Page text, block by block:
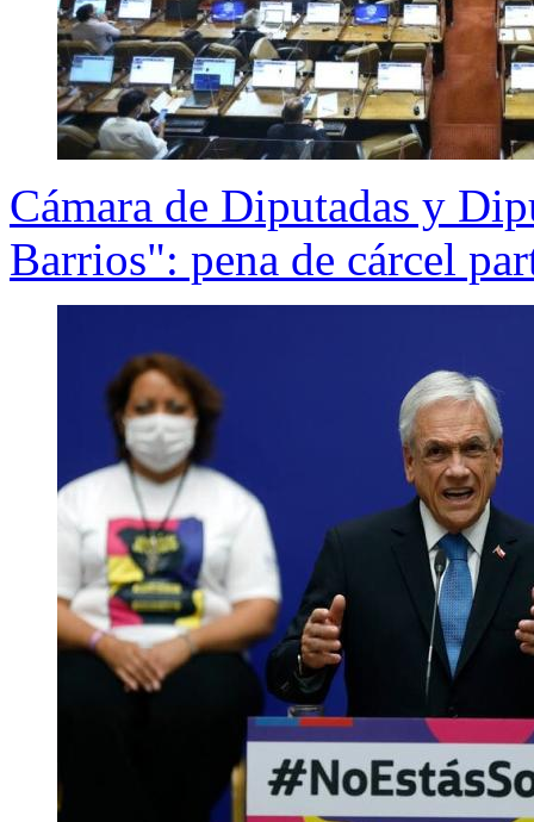
Cámara de Diputadas y
Barrios": pena de cárcel